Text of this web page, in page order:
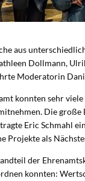
aus
Dollmann,
Moderatorin
konnten sehr
Die
Eric Schmahl
Projekte als
der
konnten: